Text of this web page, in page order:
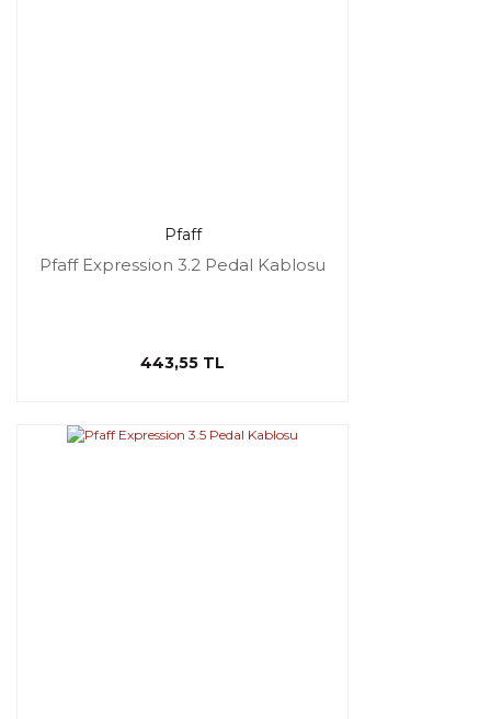
Pfaff
Pfaff Expression 3.2 Pedal Kablosu
443,55 TL